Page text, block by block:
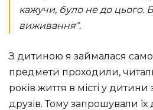
кажучи, було не до цього.
виживання”.
З дитиною я займалася
предмети проходили,
років життя в місті у дитини
друзів. Тому запрошували